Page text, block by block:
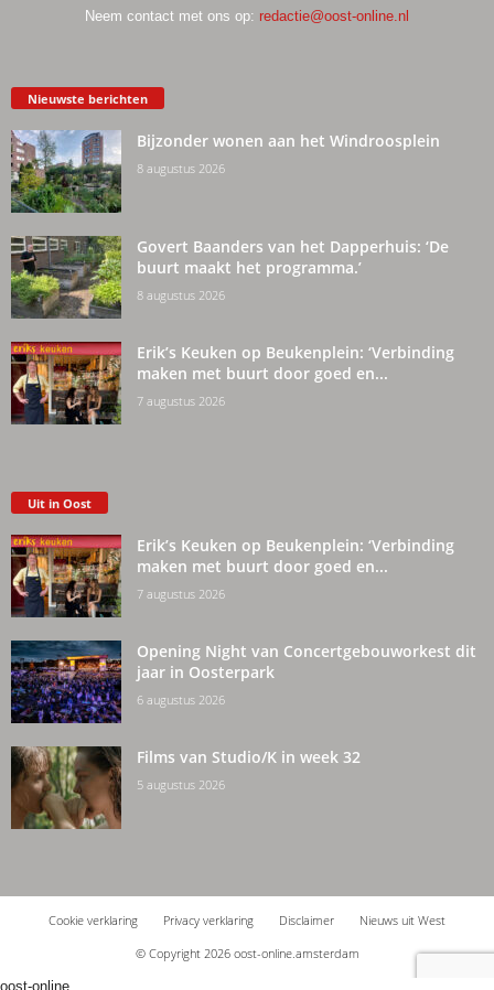
Neem contact met ons op: redactie@oost-online.nl
Nieuwste berichten
Bijzonder wonen aan het Windroosplein
8 augustus 2026
Govert Baanders van het Dapperhuis: ‘De
buurt maakt het programma.’
8 augustus 2026
Erik’s Keuken op Beukenplein: ‘Verbinding
maken met buurt door goed en...
7 augustus 2026
Uit in Oost
Erik’s Keuken op Beukenplein: ‘Verbinding
maken met buurt door goed en...
7 augustus 2026
Opening Night van Concertgebouworkest dit
jaar in Oosterpark
6 augustus 2026
Films van Studio/K in week 32
5 augustus 2026
Cookie verklaring Privacy verklaring Disclaimer
Nieuws uit West
© Copyright 2026 oost-online.amsterdam
oost-online